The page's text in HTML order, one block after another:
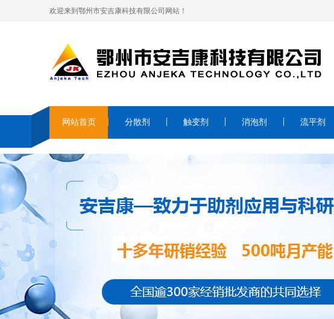
欢迎来到鄂州市安吉康科技有限公司网站！
网站首页 分散剂 触变剂 消泡剂 流平剂